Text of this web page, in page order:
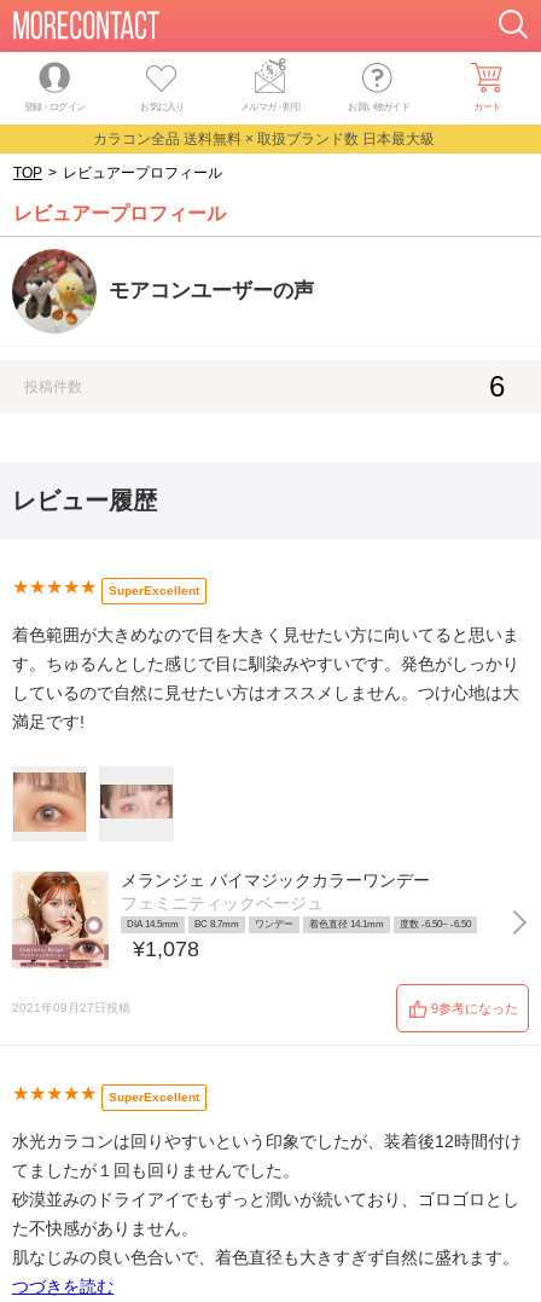
登録・ログイン お気に入り メルマガ・割引 お買い物ガイド カート
カラコン全品 送料無料 × 取扱ブランド数 日本最大級
TOP > レビュアープロフィール
レビュアープロフィール
モアコンユーザーの声
投稿件数 6
レビュー履歴
★★★★★ SuperExcellent
着色範囲が大きめなので目を大きく見せたい方に向いてると思いま
す。ちゅるんとした感じで目に馴染みやすいです。発色がしっかり
しているので自然に見せたい方はオススメしません。つけ心地は大
満足です!
メランジェ バイマジックカラーワンデー
フェミニティックベージュ
DIA 14.5mm BC 8.7mm ワンデー 着色直径 14.1mm 度数 -6.50~ -6.50
¥1,078
2021年09月27日投稿 9参考になった
★★★★★ SuperExcellent
水光カラコンは回りやすいという印象でしたが、装着後12時間付け
てましたが１回も回りませんでした。
砂漠並みのドライアイでもずっと潤いが続いており、ゴロゴロとし
た不快感がありません。
肌なじみの良い色合いで、着色直径も大きすぎず自然に盛れます。
つづきを読む